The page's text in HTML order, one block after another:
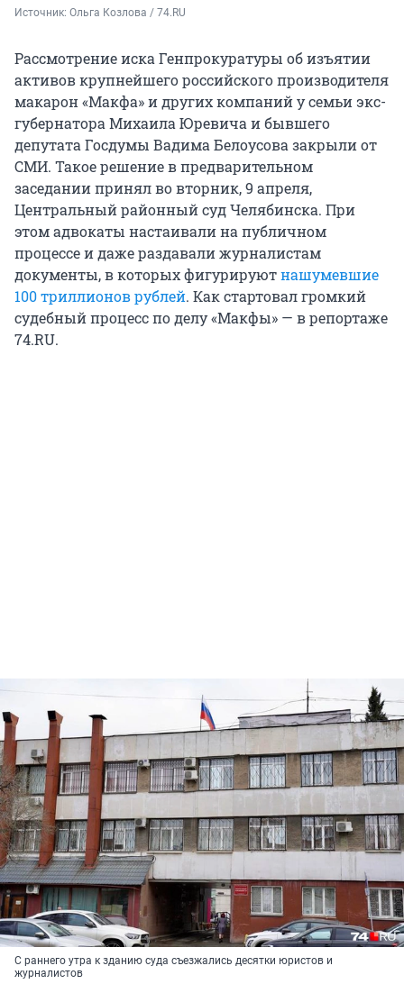
Источник: Ольга Козлова / 74.RU
Рассмотрение иска Генпрокуратуры об изъятии
активов крупнейшего российского производителя
макарон «Макфа» и других компаний у семьи экс-
губернатора Михаила Юревича и бывшего
депутата Госдумы Вадима Белоусова закрыли от
СМИ. Такое решение в предварительном
заседании принял во вторник, 9 апреля,
Центральный районный суд Челябинска. При
этом адвокаты настаивали на публичном
процессе и даже раздавали журналистам
документы, в которых фигурируютнашумевшие
100 триллионов рублей. Как стартовал громкий
судебный процесс по делу «Макфы» — в репортаже
74.RU.
С раннего утра к зданию суда съезжались десятки юристов и
журналистов